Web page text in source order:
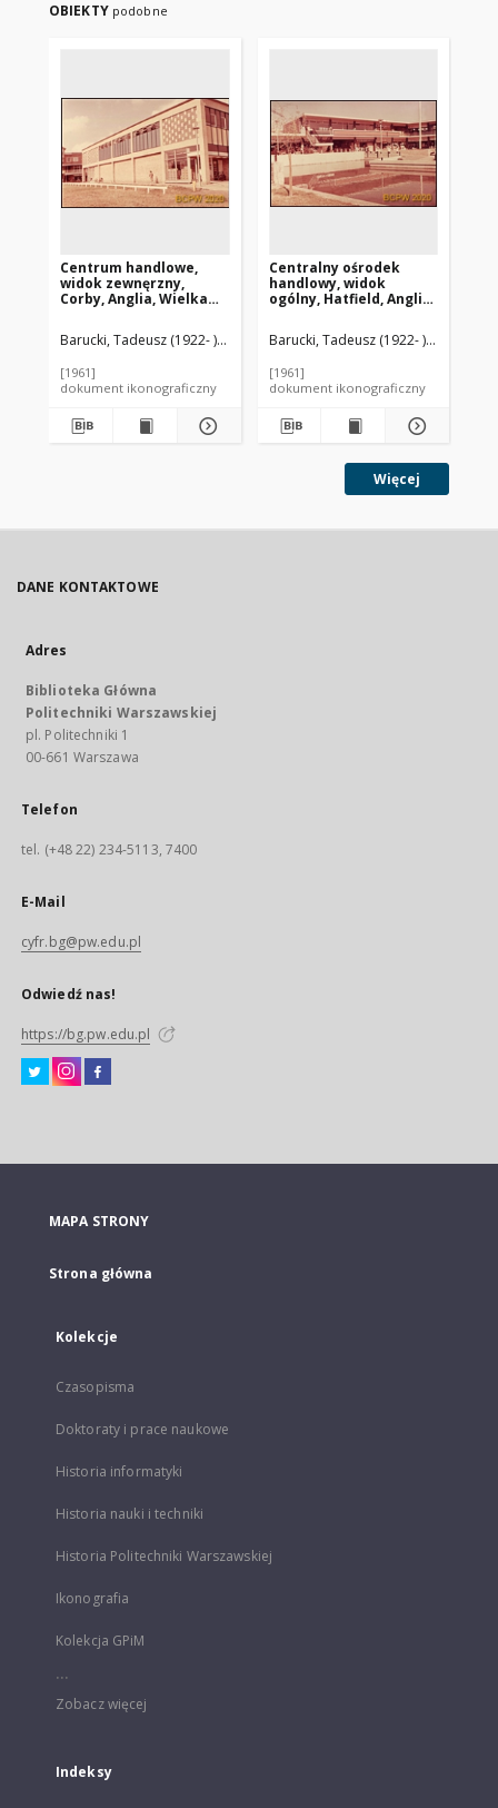
OBIEKTY podobne
Centrum handlowe,
widok zewnęrzny,
Corby, Anglia, Wielka
Barucki, Tadeusz (1922- ). Fotograf
[1961]
dokument ikonograficzny
Centralny ośrodek
handlowy, widok
ogólny, Hatfield, Anglia,
Barucki, Tadeusz (1922- ). Fotograf
[1961]
dokument ikonograficzny
Więcej
DANE KONTAKTOWE
Adres
Biblioteka Główna
Politechniki Warszawskiej
pl. Politechniki 1
00-661 Warszawa
Telefon
tel. (+48 22) 234-5113, 7400
E-Mail
cyfr.bg@pw.edu.pl
Odwiedź nas!
https://bg.pw.edu.pl
MAPA STRONY
Strona główna
Kolekcje
Czasopisma
Doktoraty i prace naukowe
Historia informatyki
Historia nauki i techniki
Historia Politechniki Warszawskiej
Ikonografia
Kolekcja GPiM
...
Zobacz więcej
Indeksy